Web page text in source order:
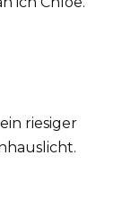
riesiger